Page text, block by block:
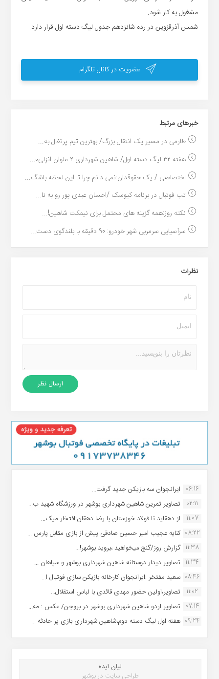
مشغول به کار شود.
شمس آذرقزوین در رده شانزدهم جدول لیگ دسته اول قرار دارد.
عضویت در کانال تلگرام
خبر‌های مرتبط
طارمی در مسیر یک انتقال بزرگ/ بهترین تیم پرتغال به...
هفته ۳۲ لیگ دسته اول/ شاهین شهرداری ۲ ملوان انزلی۰...
اختصاصی / یک حقوقدان:نمی دانم چرا تا این لحظه باشگ...
تب فوتبال در برنامه کیوسک /احسان عبدی پور رو به نا...
نکته روز:همه گزینه های محتمل برای نیمکت شاهین!...
سرآسیایی سرمربی شهر خودرو: 90 دقیقه با بلندگوی دست...
نظرات
06:16 ایرانجوان سه بازیکن جدید گرفت...
02:11
تصاویر تمرین شاهین شهردارى بوشهر در ورزشگاه شهید ب...
11:07
از دهقاید تا فولاد خوزستان با رضا دهقان:افتخار میک...
08:22 کنایه عجیب امیر حسین صادقی پیش از بازی مقابل پارس ...
11:38 گزارش روز/گنج میخواهید ،بروید بوشهر!...
11:34 تصاویر دیدار دوستانه شاهین شهردارى بوشهر و سپاهان ...
08:46 سعید مفتخر :ایرانجوان کارخانه بازیکن سازی فوتبال ا...
11:02
تصاویر،اولین حضور مهدی قائدی با لباس استقلال...
07:14 تصاویر اردو شاهین شهرداری بوشهر در بروجن/ عکس : مه...
09:24 هفته اول لیگ دسته دوم،شاهین شهرداری بازی پر حادثه ...
لیان ایده
طراحی سایت در بوشهر